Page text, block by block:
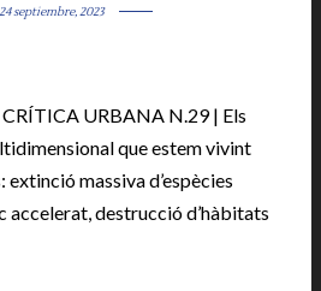
24 septiembre, 2023
URBANA N.29 | Els
que estem vivint
extinció massiva d’espècies
accelerat, destrucció d’hàbitats